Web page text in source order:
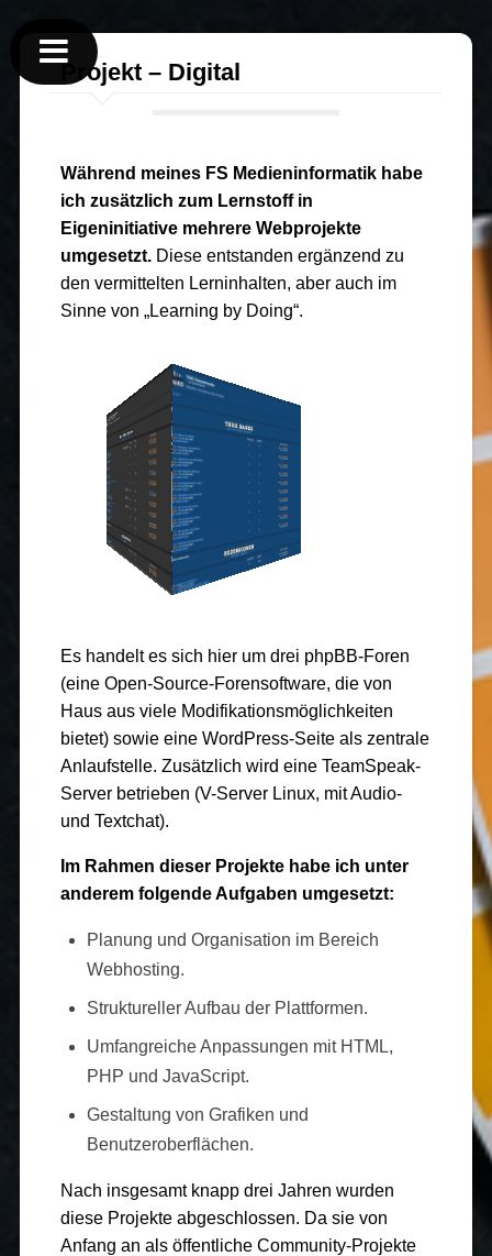
Projekt – Digital
Während meines FS Medieninformatik habe
ich zusätzlich zum Lernstoff in
Eigeninitiative mehrere Webprojekte
umgesetzt.Diese entstanden ergänzend zu
den vermittelten Lerninhalten, aber auch im
Sinne von „Learning by Doing“.
Es handelt es sich hier um drei phpBB-Foren
(eine Open-Source-Forensoftware, die von
Haus aus viele Modifikationsmöglichkeiten
bietet) sowie eine WordPress-Seite als zentrale
Anlaufstelle. Zusätzlich wird eine TeamSpeak-
Server betrieben (V-Server Linux, mit Audio-
und Textchat).
Im Rahmen dieser Projekte habe ich unter
anderem folgende Aufgaben umgesetzt:
Planung und Organisation im Bereich
Webhosting.
Struktureller Aufbau der Plattformen.
Umfangreiche Anpassungen mit HTML,
PHP und JavaScript.
Gestaltung von Grafiken und
Benutzeroberflächen.
Nach insgesamt knapp drei Jahren wurden
diese Projekte abgeschlossen. Da sie von
Anfang an als öffentliche Community-Projekte